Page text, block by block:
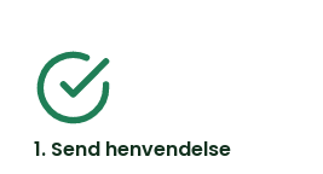
1. Send henvendelse